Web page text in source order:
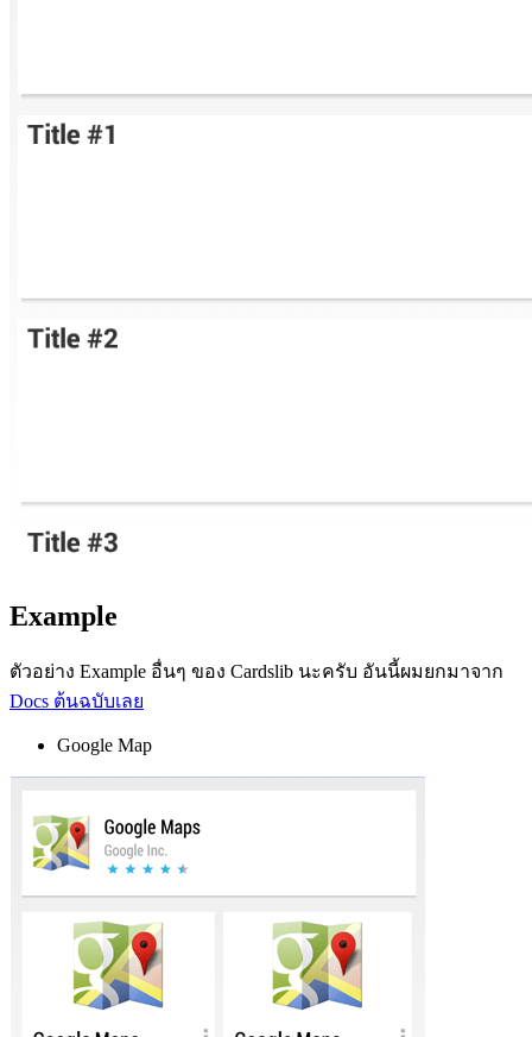
Example
ตัวอย่าง Example อื่นๆ ของ Cardslib นะครับ อันนี้ผมยกมาจาก
Docs ต้นฉบับเลย
Google Map